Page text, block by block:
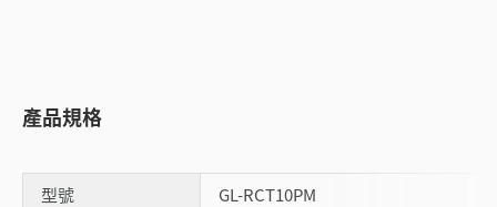
產品規格
型號
GL-RCT10PM